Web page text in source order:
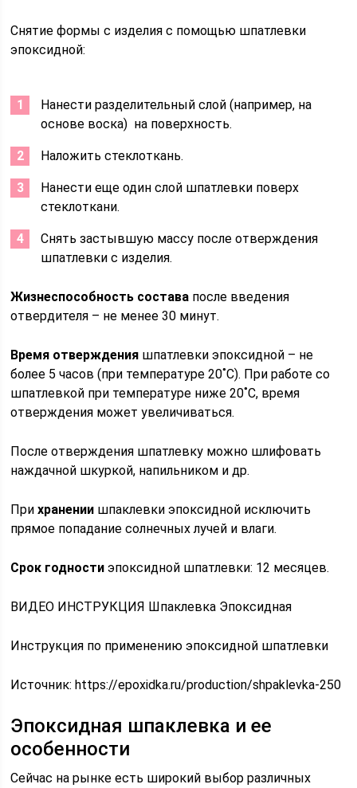
Снятие формы с изделия с помощью шпатлевки
эпоксидной:
Нанести разделительный слой (например, на
основе воска) на поверхность.
Наложить стеклоткань.
Нанести еще один слой шпатлевки поверх
стеклоткани.
Снять застывшую массу после отверждения
шпатлевки с изделия.
Жизнеспособность состава после введения
отвердителя – не менее 30 минут.
Время отверждения шпатлевки эпоксидной – не
более 5 часов (при температуре 20˚C). При работе со
шпатлевкой при температуре ниже 20˚C, время
отверждения может увеличиваться.
После отверждения шпатлевку можно шлифовать
наждачной шкуркой, напильником и др.
Прихранении шпаклевки эпоксидной исключить
прямое попадание солнечных лучей и влаги.
Срок годности эпоксидной шпатлевки: 12 месяцев.
ВИДЕО ИНСТРУКЦИЯ Шпаклевка Эпоксидная
Инструкция по применению эпоксидной шпатлевки
Источник:https://epoxidka.ru/production/shpaklevka-250
Эпоксидная шпаклевка и ее
особенности
Сейчас на рынке есть широкий выбор различных